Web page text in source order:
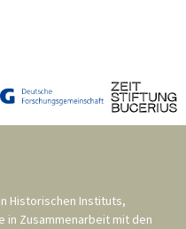
Historischen Instituts,
in Zusammenarbeit mit den